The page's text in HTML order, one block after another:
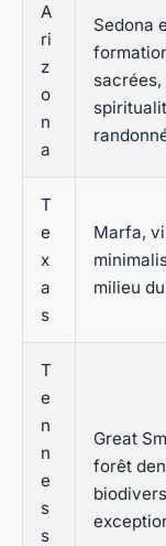
A
ri
z
o
n
a
Sedona
sacrées,
T
e
x
a
s
Marfa,
milieu
T
e
n
n
e
s
s
Great
forêt